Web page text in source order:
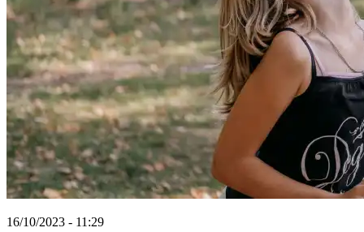
16/10/2023 - 11:29